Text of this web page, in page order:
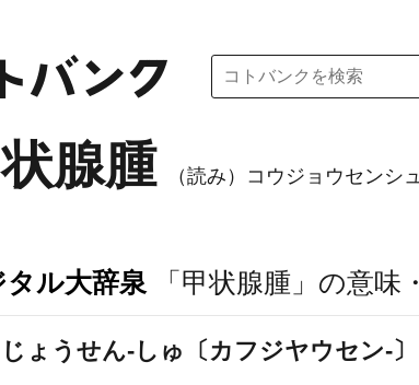
腺腫 （読み）コウジョウセンシ
タル大辞泉 「甲状腺腫」の意味
ょうせん‐しゅ〔カフジヤウセン‐〕